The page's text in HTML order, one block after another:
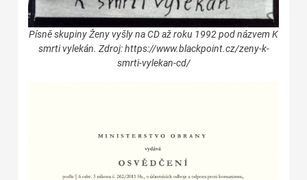
Písně skupiny Ženy vyšly na CD až roku 1992 pod názvem K
smrti vylekán. Zdroj: https://www.blackpoint.cz/zeny-k-
smrti-vylekan-cd/